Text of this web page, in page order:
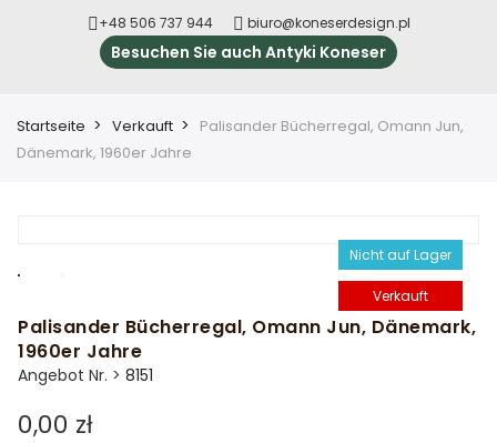
+48 506 737 944 biuro@koneserdesign.pl
Besuchen Sie auch Antyki Koneser
Startseite Verkauft
Palisander Bücherregal, Omann Jun,
Dänemark, 1960er Jahre
Nicht auf Lager
Verkauft
Palisander Bücherregal, Omann Jun, Dänemark,
1960er Jahre
Angebot Nr. > 8151
0,00 zł